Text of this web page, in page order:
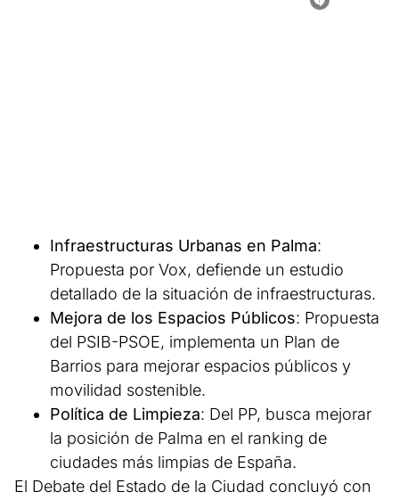
Infraestructuras Urbanas en Palma:
Propuesta por Vox, defiende un estudio
detallado de la situación de infraestructuras.
Mejora de los Espacios Públicos: Propuesta
del PSIB-PSOE, implementa un Plan de
Barrios para mejorar espacios públicos y
movilidad sostenible.
Política de Limpieza: Del PP, busca mejorar
la posición de Palma en el ranking de
ciudades más limpias de España.
El Debate del Estado de la Ciudad concluyó con